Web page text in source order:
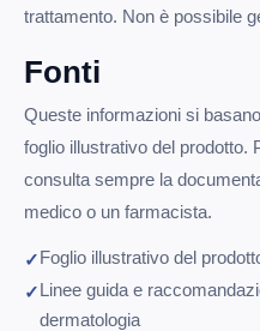
trattamento. Non è possibile
Fonti
Queste informazioni si
foglio illustrativo del prodotto.
consulta sempre la
medico o un farmacista.
Foglio illustrativo del
Linee guida e
dermatologia